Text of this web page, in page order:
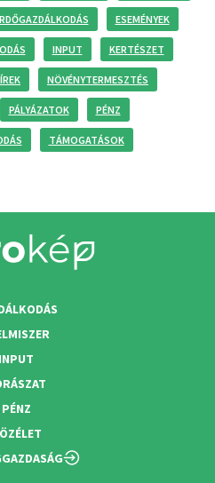
ESEMÉNYEK
INPUT KERTÉSZET
NÖVÉNYTERMESZTÉS
PÁLYÁZATOK PÉNZ
TÁMOGATÁSOK
INPUT
PÉNZ